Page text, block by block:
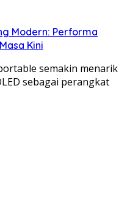
Modern: Performa
Kini
semakin menarik
sebagai perangkat